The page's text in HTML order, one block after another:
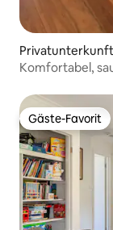
Komfortabel,
Gäste-Favorit
Gäste-Favorit